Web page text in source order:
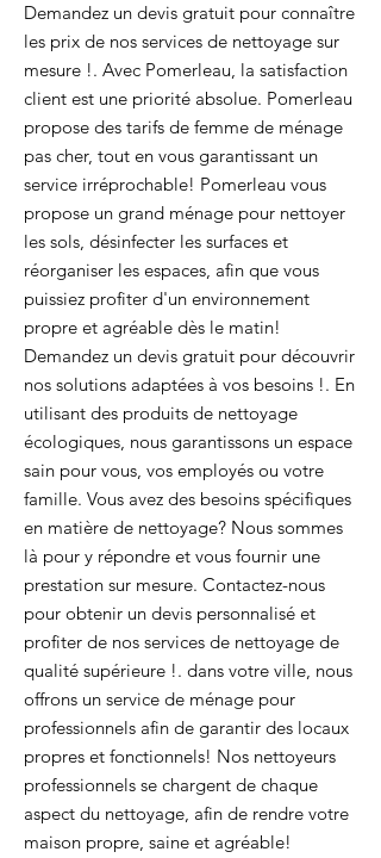
Demandez un devis gratuit pour connaître
les prix de nos services de nettoyage sur
mesure !. Avec Pomerleau, la satisfaction
client est une priorité absolue. Pomerleau
propose des tarifs de femme de ménage
pas cher, tout en vous garantissant un
service irréprochable! Pomerleau vous
propose un grand ménage pour nettoyer
les sols, désinfecter les surfaces et
réorganiser les espaces, afin que vous
puissiez profiter d'un environnement
propre et agréable dès le matin!
Demandez un devis gratuit pour découvrir
nos solutions adaptées à vos besoins !. En
utilisant des produits de nettoyage
écologiques, nous garantissons un espace
sain pour vous, vos employés ou votre
famille. Vous avez des besoins spécifiques
en matière de nettoyage? Nous sommes
là pour y répondre et vous fournir une
prestation sur mesure. Contactez-nous
pour obtenir un devis personnalisé et
profiter de nos services de nettoyage de
qualité supérieure !. dans votre ville, nous
offrons un service de ménage pour
professionnels afin de garantir des locaux
propres et fonctionnels! Nos nettoyeurs
professionnels se chargent de chaque
aspect du nettoyage, afin de rendre votre
maison propre, saine et agréable!